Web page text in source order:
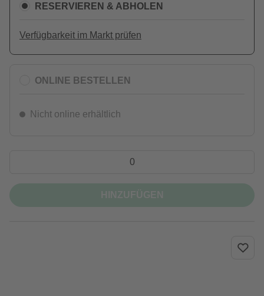
RESERVIEREN & ABHOLEN
Verfügbarkeit im Markt prüfen
ONLINE BESTELLEN
Nicht online erhältlich